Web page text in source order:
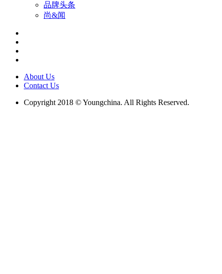
品牌头条
尚&闻
About Us
Contact Us
Copyright 2018 © Youngchina. All Rights Reserved.